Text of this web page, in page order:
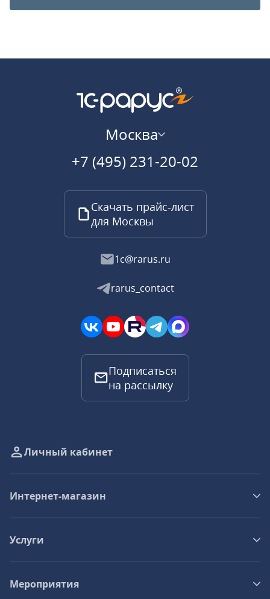
Москва
+7 (495) 231-20-02
Скачать прайс-лист
для Москвы
1c@rarus.ru
rarus_contact
Подписаться
на рассылку
Личный кабинет
Интернет-магазин
Услуги
Мероприятия